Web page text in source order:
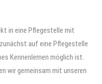
in eine Pflegestelle mit
auf eine Pflegestelle
Kennenlernen möglich ist.
wir gemeinsam mit unseren